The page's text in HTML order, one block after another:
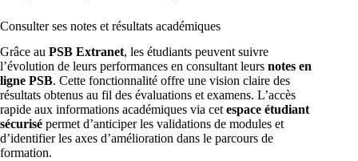
Consulter ses notes et résultats académiques
Grâce au PSB Extranet, les étudiants peuvent suivre
l’évolution de leurs performances en consultant leurs notes en
ligne PSB. Cette fonctionnalité offre une vision claire des
résultats obtenus au fil des évaluations et examens. L’accès
rapide aux informations académiques via cet espace étudiant
sécurisé permet d’anticiper les validations de modules et
d’identifier les axes d’amélioration dans le parcours de
formation.